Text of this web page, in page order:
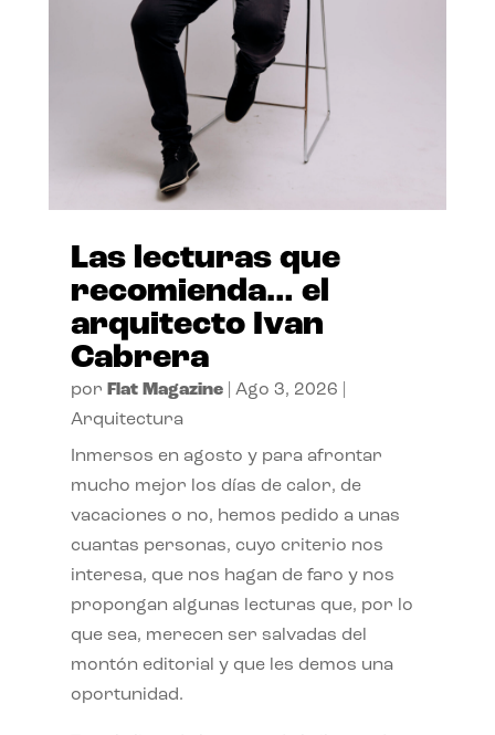
Las lecturas que
recomienda… el
arquitecto Ivan
Cabrera
por Flat Magazine| Ago 3, 2026
Arquitectura
Inmersos en agosto y para afrontar
mucho mejor los días de calor, de
vacaciones o no, hemos pedido a unas
cuantas personas, cuyo criterio nos
interesa, que nos hagan de faro y nos
propongan algunas lecturas que, por lo
que sea, merecen ser salvadas del
montón editorial y que les demos una
oportunidad.